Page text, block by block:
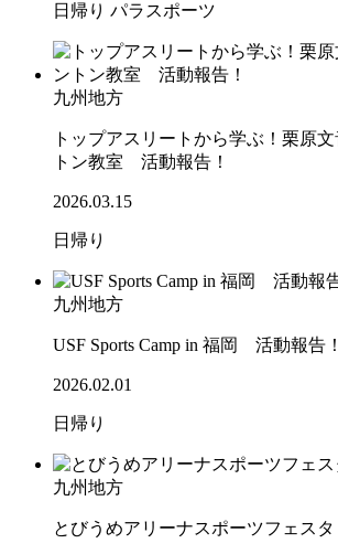
日帰り パラスポーツ
九州地方
トップアスリートから学ぶ！栗原
トン教室 活動報告！
2026.03.15
日帰り
九州地方
USF Sports Camp in 福岡 活動報告！
2026.02.01
日帰り
九州地方
とびうめアリーナスポーツフェス